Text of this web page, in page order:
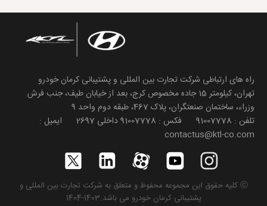
راه های ارتباطی شرکت تجارت بین المللی و پشتیبانی کرمان خودرو
تهران، کیلومتر 15 جاده مخصوص کرج، بعد از خیابان طیف، جنب فرش
وزراء، ساختمان صنعتگران، پلاک 467، طبقه دوم واحد 9
تلفن : 91007778 فکس : 91007778 داخلی 2697 ایمیل :
contactus@ktl-co.com
ⓒ کلیه حقوق این مجموعه محفوظ و متعلق به شرکت تجارت بین المللی و
پشتیبانی کرمان خودرو می باشد.1403-1404